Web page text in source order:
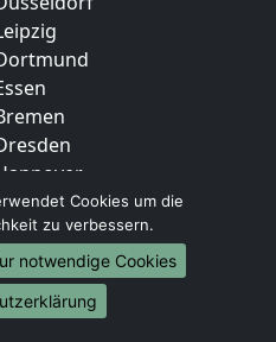
Cookies um die
zu verbessern.
notwendige Cookies